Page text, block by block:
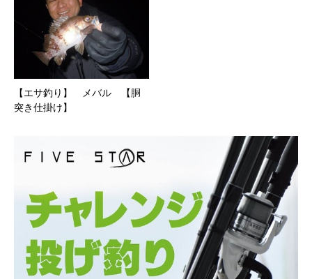
【エサ釣り】 メバル 【胴
突き仕掛け】